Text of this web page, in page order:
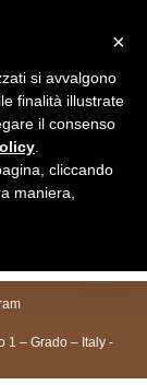
Menu
1 – Grado – Italy -
×
si avvalgono
finalità illustrate
il consenso
cliccando
maniera,